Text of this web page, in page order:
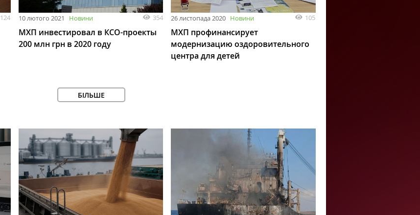
124 10 лютого 2021 Новини 354
МХП инвестировал в КСО-проекты
200 млн грн в 2020 году
26 листопада 2020 Новини 105
МХП профинансирует
модернизацию оздоровительного
центра для детей
БІЛЬШЕ